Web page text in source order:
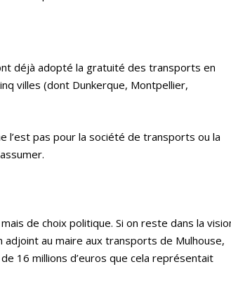
déjà adopté la gratuité des transports en
villes (dont Dunkerque, Montpellier,
l’est pas pour la société de transports ou la
de choix politique. Si on reste dans la
adjoint au maire aux transports de Mulhouse,
16 millions d’euros que cela représentait